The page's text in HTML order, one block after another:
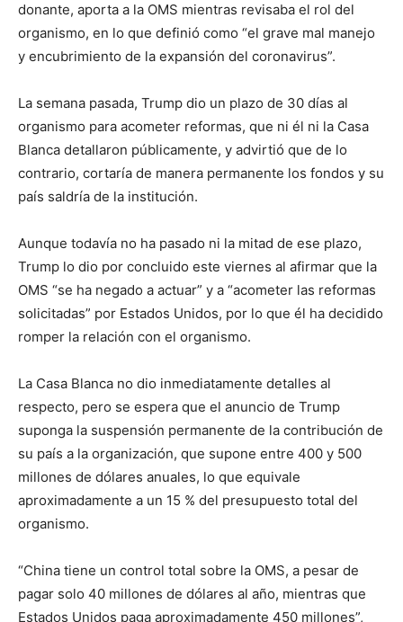
donante, aporta a la OMS mientras revisaba el rol del
organismo, en lo que definió como “el grave mal manejo
y encubrimiento de la expansión del coronavirus”.
La semana pasada, Trump dio un plazo de 30 días al
organismo para acometer reformas, que ni él ni la Casa
Blanca detallaron públicamente, y advirtió que de lo
contrario, cortaría de manera permanente los fondos y su
país saldría de la institución.
Aunque todavía no ha pasado ni la mitad de ese plazo,
Trump lo dio por concluido este viernes al afirmar que la
OMS “se ha negado a actuar” y a “acometer las reformas
solicitadas” por Estados Unidos, por lo que él ha decidido
romper la relación con el organismo.
La Casa Blanca no dio inmediatamente detalles al
respecto, pero se espera que el anuncio de Trump
suponga la suspensión permanente de la contribución de
su país a la organización, que supone entre 400 y 500
millones de dólares anuales, lo que equivale
aproximadamente a un 15 % del presupuesto total del
organismo.
“China tiene un control total sobre la OMS, a pesar de
pagar solo 40 millones de dólares al año, mientras que
Estados Unidos paga aproximadamente 450 millones”,